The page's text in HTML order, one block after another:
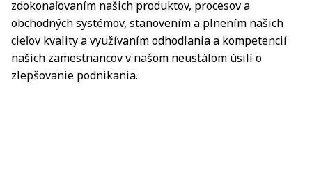
zdokonaľovaním našich produktov, procesov a
obchodných systémov, stanovením a plnením našich
cieľov kvality a využívaním odhodlania a kompetencií
našich zamestnancov v našom neustálom úsilí o
zlepšovanie podnikania.